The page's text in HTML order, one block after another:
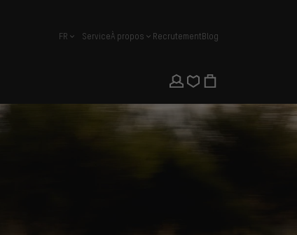
français
FR ServiceÀ propos RecrutementBlog